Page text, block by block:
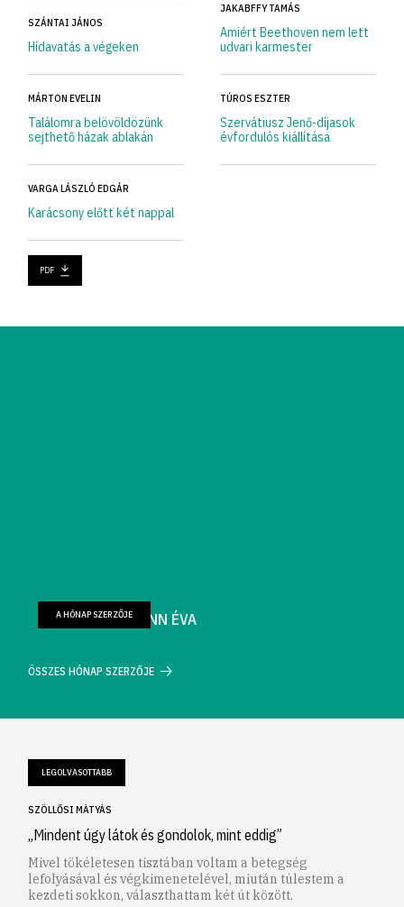
SZÁNTAI JÁNOS
Hídavatás a végeken
MÁRTON EVELIN
Találomra belövöldözünk
sejthető házak ablakán
VARGA LÁSZLÓ EDGÁR
Karácsony előtt két nappal
JAKABFFY TAMÁS
Amiért Beethoven nem lett
udvari karmester
TÚROS ESZTER
Szervátiusz Jenő-díjasok
évfordulós kiállítása
PDF
FARKAS WELLMANN ÉVA
A HÓNAP SZERZŐJE
ÖSSZES HÓNAP SZERZŐJE
LEGOLVASOTTABB
SZÖLLŐSI MÁTYÁS
„Mindent úgy látok és gondolok, mint eddig”
Mivel tökéletesen tisztában voltam a betegség
lefolyásával és végkimenetelével, miután túlestem a
kezdeti sokkon, választhattam két út között.